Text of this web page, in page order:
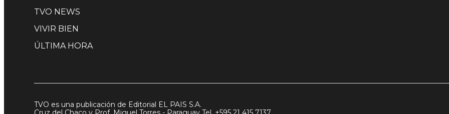
TVO NEWS
VIVIR BIEN
ÚLTIMA HORA
TVO es una publicación de Editorial EL PAIS S.A.